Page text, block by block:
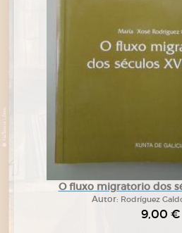
O fluxo migratorio dos
Autor: Rodríguez
9,00 €